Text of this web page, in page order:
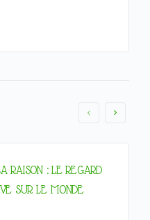
RAISON : LE REGARD
SUR LE MONDE